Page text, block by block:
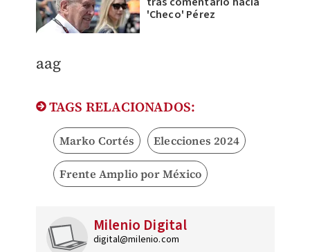
'Checo' Pérez
aag
TAGS RELACIONADOS:
Marko Cortés Elecciones 2024
Frente Amplio por México
Milenio Digital
digital@milenio.com